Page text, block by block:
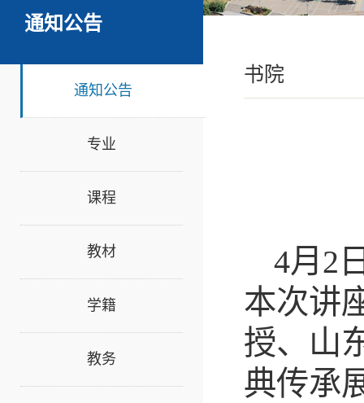
通知公告
通知公告
专业
课程
教材
学籍
教务
书院
4月2
本次讲
授、山
典传承